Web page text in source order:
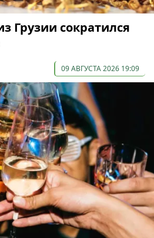
Грузии сократился
09 АВГУСТА 2026 19:09